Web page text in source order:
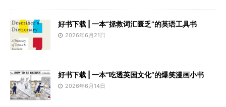
好书下载 | 一本“拯救词汇匮乏”的英语工具书
2026年6月21日
好书下载 | 一本“吃透英国文化”的爆笑漫画小书
2026年6月14日